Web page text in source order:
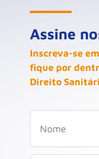
Assine
Inscreva-se
fique por
Direito